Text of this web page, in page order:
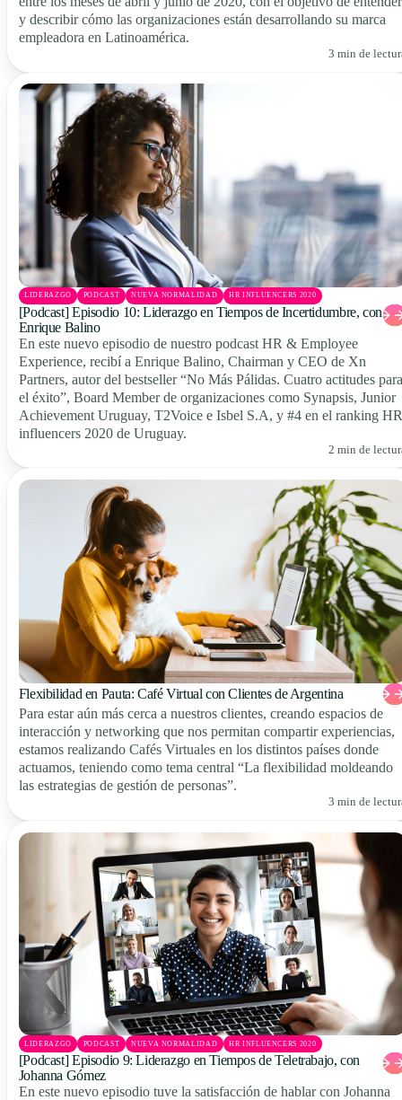
y describir cómo las organizaciones están desarrollando su marca
empleadora en Latinoamérica.
3 min de
LIDERAZGO PODCAST NUEVA NORMALIDAD HR INFLUENCERS 2020
[Podcast] Episodio 10: Liderazgo en Tiempos de Incertidumbre, con
Enrique Balino
En este nuevo episodio de nuestro podcast HR & Employee
Experience, recibí a Enrique Balino, Chairman y CEO de Xn
Partners, autor del bestseller “No Más Pálidas. Cuatro actitudes para
el éxito”, Board Member de organizaciones como Synapsis, Junior
Achievement Uruguay, T2Voice e Isbel S.A, y #4 en el ranking HR
influencers 2020 de Uruguay.
2 min de
Flexibilidad en Pauta: Café Virtual con Clientes de Argentina
Para estar aún más cerca a nuestros clientes, creando espacios de
interacción y networking que nos permitan compartir experiencias,
estamos realizando Cafés Virtuales en los distintos países donde
actuamos, teniendo como tema central “La flexibilidad moldeando
las estrategias de gestión de personas”.
3 min de
LIDERAZGO PODCAST NUEVA NORMALIDAD HR INFLUENCERS 2020
[Podcast] Episodio 9: Liderazgo en Tiempos de Teletrabajo, con
Johanna Gómez
En este nuevo episodio tuve la satisfacción de hablar con Johanna